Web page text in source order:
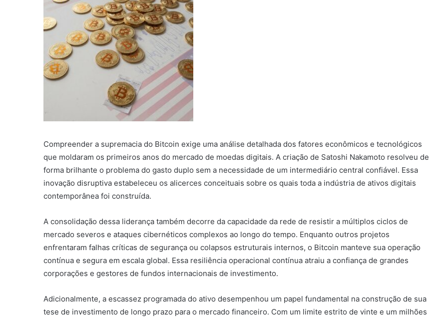
Compreender a supremacia do Bitcoin exige uma análise detalhada dos fatores econômicos e tecnológicos
que moldaram os primeiros anos do mercado de moedas digitais. A criação de Satoshi Nakamoto resolveu de
forma brilhante o problema do gasto duplo sem a necessidade de um intermediário central confiável. Essa
inovação disruptiva estabeleceu os alicerces conceituais sobre os quais toda a indústria de ativos digitais
contemporânea foi construída.
A consolidação dessa liderança também decorre da capacidade da rede de resistir a múltiplos ciclos de
mercado severos e ataques cibernéticos complexos ao longo do tempo. Enquanto outros projetos
enfrentaram falhas críticas de segurança ou colapsos estruturais internos, o Bitcoin manteve sua operação
contínua e segura em escala global. Essa resiliência operacional contínua atraiu a confiança de grandes
corporações e gestores de fundos internacionais de investimento.
Adicionalmente, a escassez programada do ativo desempenhou um papel fundamental na construção de sua
tese de investimento de longo prazo para o mercado financeiro. Com um limite estrito de vinte e um milhões